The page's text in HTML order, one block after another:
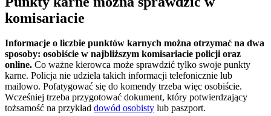
komisariacie
Informacje o liczbie punktów karnych można otrzymać na dwa
sposoby: osobiście w najbliższym komisariacie policji oraz
online. Co ważne kierowca może sprawdzić tylko swoje punkty
karne. Policja nie udziela takich informacji telefonicznie lub
mailowo. Pofatygować się do komendy trzeba więc osobiście.
Wcześniej trzeba przygotować dokument, który potwierdzający
tożsamość na przykład dowód osobisty lub paszport.